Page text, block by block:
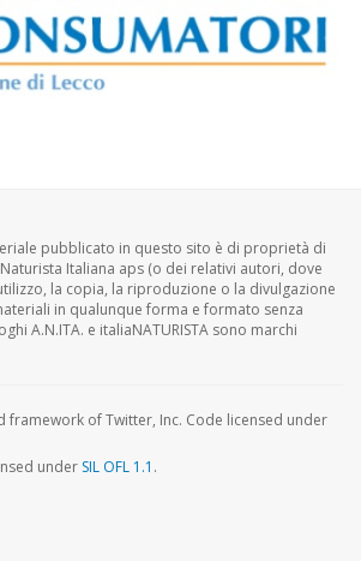
pubblicato in questo sito è di proprietà di
Italiana aps (o dei relativi autori, dove
la copia, la riproduzione o la divulgazione
in qualunque forma e formato senza
A.N.ITA. e italiaNATURISTA sono marchi
framework of Twitter, Inc. Code licensed under
under SIL OFL 1.1 .